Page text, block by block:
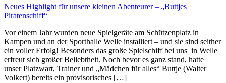
Neues Highlight für unsere kleinen Abenteurer – „Buttjes
Piratenschiff“
Vor einem Jahr wurden neue Spielgeräte am Schützenplatz in
Kampen und an der Sporthalle Welle installiert – und sie sind seither
ein voller Erfolg! Besonders das große Spielschiff bei uns in Welle
erfreut sich großer Beliebtheit. Noch bevor es ganz stand, hatte
unser Platzwart, Trainer und „Mädchen für alles“ Buttje (Walter
Volkert) bereits ein provisorisches […]